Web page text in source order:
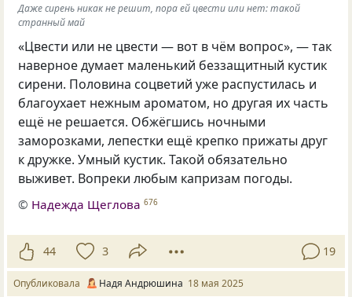
Даже сирень никак не решит, пора ей цвести или нет: такой
странный май
«Цвести или не цвести — вот в чём вопрос», — так
наверное думает маленький беззащитный кустик
сирени. Половина соцветий уже распустилась и
благоухает нежным ароматом, но другая их часть
ещё не решается. Обжёгшись ночными
заморозками, лепестки ещё крепко прижаты друг
к дружке. Умный кустик. Такой обязательно
выживет. Вопреки любым капризам погоды.
© Надежда Щеглова 676
44 3 19
Опубликовала Надя Андрюшина 18 мая 2025